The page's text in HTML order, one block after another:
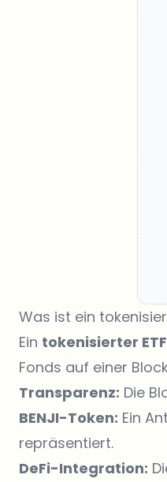
Was ist ein
Ein tokenisierter ETF
Fonds auf einer
Transparenz: Die
BENJI-Token: Ein
repräsentiert.
DeFi-Integration: